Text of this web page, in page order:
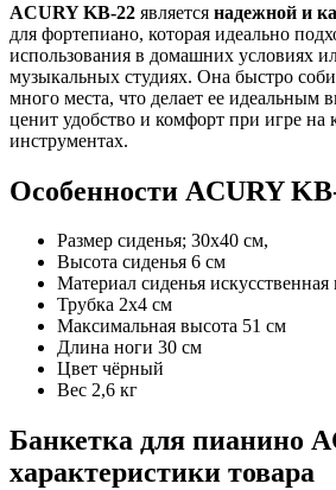
ACURY KB-22 является надежной и
для фортепиано, которая идеально
использования в домашних условиях
музыкальных студиях. Она быстро
много места, что делает ее идеальным
ценит удобство и комфорт при игре
инструментах.
Особенности ACURY
Размер сиденья; 30х40 см,
Высота сиденья 6 см
Материал сиденья искусственная
Трубка 2х4 см
Максимальная высота 51 см
Длина ноги 30 см
Цвет чёрный
Вес 2,6 кг
Банкетка для пианино
характеристики товара